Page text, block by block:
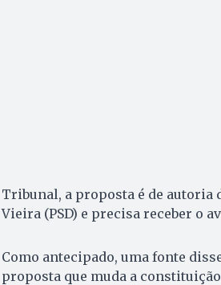
Tribunal, a proposta é de autoria
Vieira (PSD) e precisa receber o
Como antecipado, uma fonte
proposta que muda a